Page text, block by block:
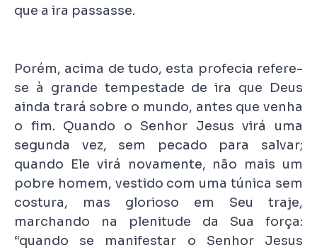
que a ira passasse.
Porém, acima de tudo, esta profecia refere-
se à grande tempestade de ira que Deus
ainda trará sobre o mundo, antes que venha
o fim. Quando o Senhor Jesus virá uma
segunda vez, sem pecado para salvar;
quando Ele virá novamente, não mais um
pobre homem, vestido com uma túnica sem
costura, mas glorioso em Seu traje,
marchando na plenitude da Sua força:
“quando se manifestar o Senhor Jesus